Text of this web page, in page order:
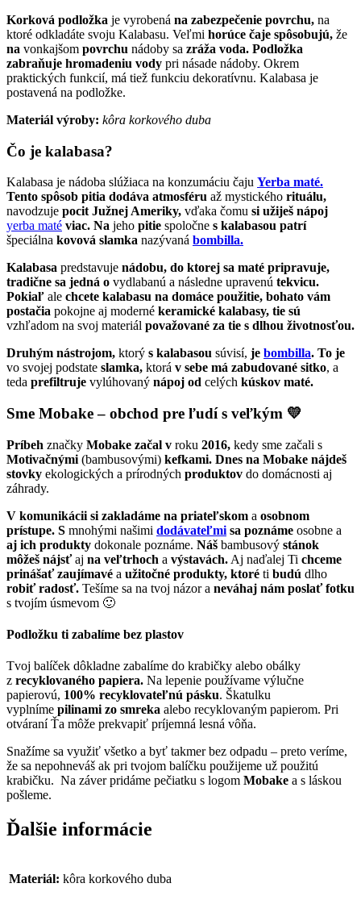
Korková podložka je vyrobená na zabezpečenie povrchu, na
ktoré odkladáte svoju Kalabasu. Veľmi horúce čaje spôsobujú, že
na vonkajšom povrchu nádoby sa zráža voda. Podložka
zabraňuje hromadeniu vody pri násade nádoby. Okrem
praktických funkcií, má tiež funkciu dekoratívnu. Kalabasa je
postavená na podložke.
Materiál výroby: kôra korkového duba
Čo je kalabasa?
Kalabasa je nádoba slúžiaca na konzumáciu čaju Yerba maté.
Tento spôsob pitia dodáva atmosféru až mystického rituálu,
navodzuje pocit Južnej Ameriky, vďaka čomu si užiješ nápoj
yerba maté viac. Na jeho pitie spoločne s kalabasou patrí
špeciálna kovová slamka nazývaná bombilla.
Kalabasa predstavuje nádobu, do ktorej sa maté pripravuje,
tradične sa jedná o vydlabanú a následne upravenú tekvicu.
Pokiaľ ale chcete kalabasu na domáce použitie, bohato vám
postačia pokojne aj moderné keramické kalabasy, tie sú
vzhľadom na svoj materiál považované za tie s dlhou životnosťou.
Druhým nástrojom, ktorý s kalabasou súvisí, je bombilla. To je
vo svojej podstate slamka, ktorá v sebe má zabudované sitko, a
teda prefiltruje vylúhovaný nápoj od celých kúskov maté.
Sme Mobake – obchod pre ľudí s veľkým 💛
Príbeh značky Mobake začal v roku 2016, kedy sme začali s
Motivačnými (bambusovými) kefkami. Dnes na Mobake nájdeš
stovky ekologických a prírodných produktov do domácnosti aj
záhrady.
V komunikácii si zakladáme na priateľskom a osobnom
prístupe. S mnohými našimi dodávateľmi sa poznáme osobne a
aj ich produkty dokonale poznáme. Náš bambusový stánok
môžeš nájsťaj na veľtrhoch a výstavách. Aj naďalej Ti chceme
prinášaťzaujímavé a užitočné produkty, ktoré ti budú dlho
robiť radosť. Tešíme sa na tvoj názor a neváhaj nám poslať fotku
s tvojím úsmevom 🙂
Podložku ti zabalíme bez plastov
Tvoj balíček dôkladne zabalíme do krabičky alebo obálky
z recyklovaného papiera. Na lepenie používame výlučne
papierovú, 100% recyklovateľnú pásku. Škatulku
vyplníme pilinami zo smreka alebo recyklovaným papierom. Pri
otváraní Ťa môže prekvapiť príjemná lesná vôňa.
Snažíme sa využiť všetko a byť takmer bez odpadu – preto veríme,
že sa nepohneváš ak pri tvojom balíčku použijeme už použitú
krabičku. Na záver pridáme pečiatku s logom Mobake a s láskou
pošleme.
Ďalšie informácie
Materiál: kôra korkového duba